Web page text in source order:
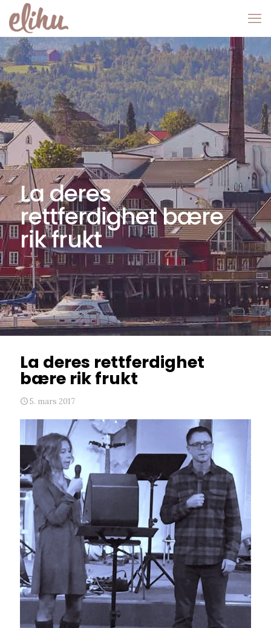
La deres
rettferdighet bære
rik frukt
La deres rettferdighet
bære rik frukt
5. mars 2017